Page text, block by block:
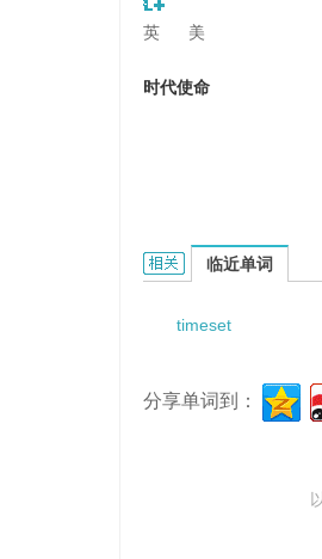
英 美
时代使命
times missiom
临近单词
timeset
分享单词到：